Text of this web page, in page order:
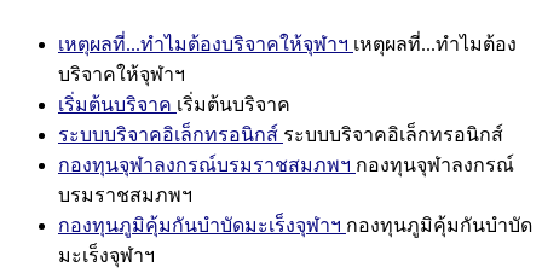
เหตุผลที่...ทำไมต้องบริจาคให้จุฬาฯ เหตุผลที่...ทำไมต้อง
บริจาคให้จุฬาฯ
เริ่มต้นบริจาค เริ่มต้นบริจาค
ระบบบริจาคอิเล็กทรอนิกส์ ระบบบริจาคอิเล็กทรอนิกส์
กองทุนจุฬาลงกรณ์บรมราชสมภพฯ กองทุนจุฬาลงกรณ์
บรมราชสมภพฯ
กองทุนภูมิคุ้มกันบำบัดมะเร็งจุฬาฯ กองทุนภูมิคุ้มกันบำบัด
มะเร็งจุฬาฯ